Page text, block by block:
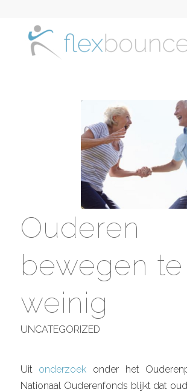
Ouderen
bewegen te
weinig
UNCATEGORIZED
Uit onderzoek onder het
Nationaal Ouderenfonds blijkt dat